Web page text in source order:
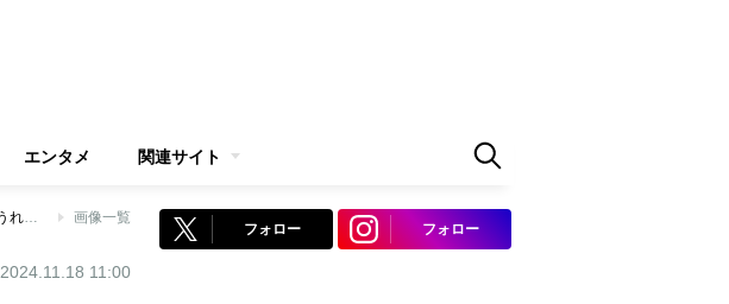
エンタメ 関連サイト
《美容医療「失敗した」体験者たちの告白》「ヒアルロン酸注射で左右非対称なほうれい線」「二重手術でドライアイ」…技術や意識の低い医師が参入する現実 画像一覧
2024.11.18 11:00
フォロー フォロー